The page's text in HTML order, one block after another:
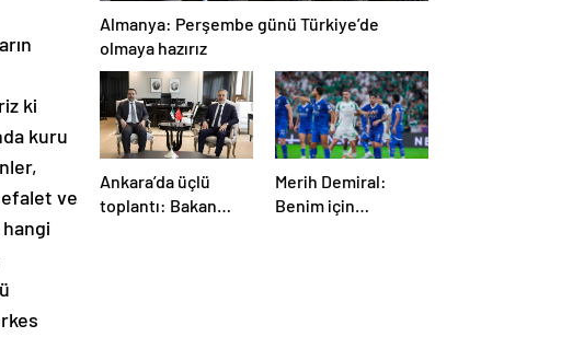
ki
kuru
ve
Almanya: Perşembe günü Türkiye’de
olmaya hazırız
Ankara’da üçlü
toplantı: Bakan
Merih Demiral:
Benim için